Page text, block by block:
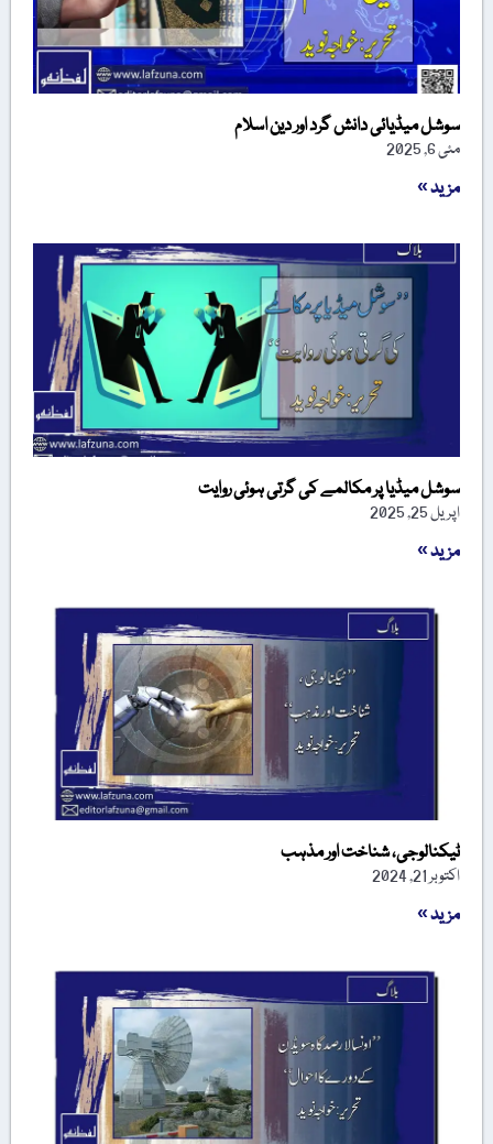
سوشل میڈیائی دانش گرد اور دین اسلام
مئی 6, 2025
مزید »
سوشل میڈیا پر مکالمے کی گرتی ہوئی روایت
اپریل 25, 2025
مزید »
ٹیکنالوجی، شناخت اور مذہب
اکتوبر 21, 2024
مزید »